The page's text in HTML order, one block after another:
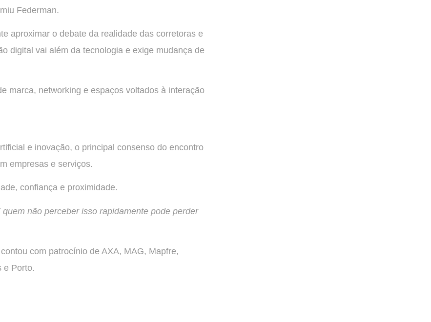
Federman.
aproximar o debate da realidade das corretoras e
digital vai além da tecnologia e exige mudança de
marca, networking e espaços voltados à interação
e inovação, o principal consenso do encontro
empresas e serviços.
confiança e proximidade.
não perceber isso rapidamente pode perder
com patrocínio de AXA, MAG, Mapfre,
e Porto.